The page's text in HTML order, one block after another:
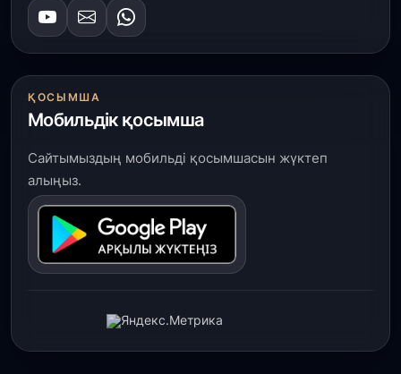
ҚОСЫМША
Мобильдік қосымша
Сайтымыздың мобильді қосымшасын жүктеп
алыңыз.